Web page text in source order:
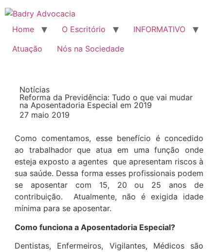
Home O Escritório
INFORMATIVO
Atuação
Nós na Sociedade
Notícias
Reforma da Previdência: Tudo o que vai mudar
na Aposentadoria Especial em 2019
27 maio 2019
Como comentamos, esse benefício é concedido
ao trabalhador que atua em uma função onde
esteja exposto a agentes que apresentam riscos à
sua saúde. Dessa forma esses profissionais podem
se aposentar com 15, 20 ou 25 anos de
contribuição. Atualmente, não é exigida idade
mínima para se aposentar.
Como funciona a Aposentadoria Especial?
Dentistas, Enfermeiros, Vigilantes, Médicos são